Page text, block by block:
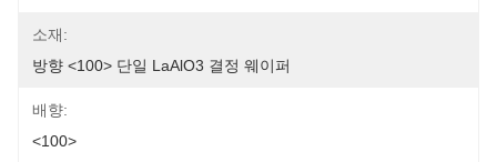
소재:
방향 <100> 단일 LaAlO3 결정 웨이퍼
배향:
<100>